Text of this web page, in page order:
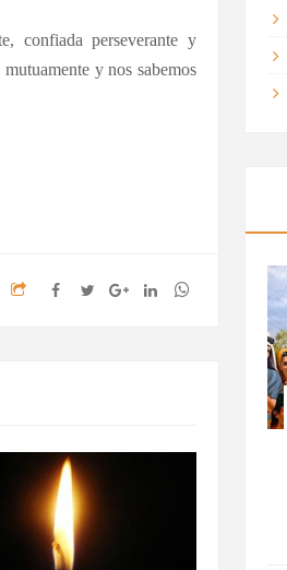
confiada perseverante y
y nos sabemos